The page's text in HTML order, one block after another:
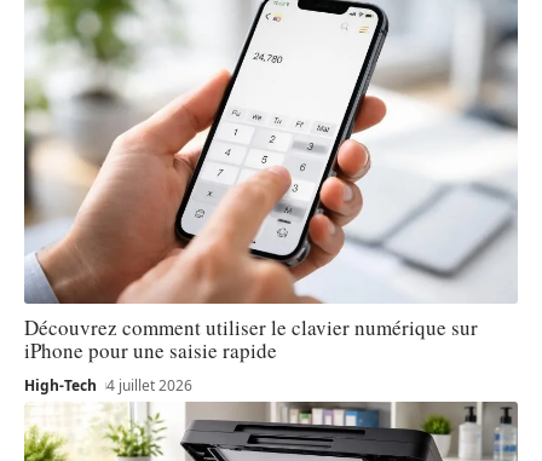
Découvrez comment utiliser le clavier numérique sur
iPhone pour une saisie rapide
High-Tech 4 juillet 2026